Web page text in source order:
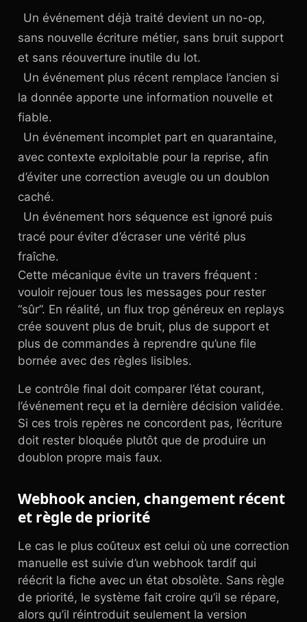
Un événement déjà traité devient un no-op,
sans nouvelle écriture métier, sans bruit support
et sans réouverture inutile du lot.
Un événement plus récent remplace l’ancien si
la donnée apporte une information nouvelle et
fiable.
Un événement incomplet part en quarantaine,
avec contexte exploitable pour la reprise, afin
d’éviter une correction aveugle ou un doublon
caché.
Un événement hors séquence est ignoré puis
tracé pour éviter d’écraser une vérité plus
fraîche.
Cette mécanique évite un travers fréquent :
vouloir rejouer tous les messages pour rester
“sûr”. En réalité, un flux trop généreux en replays
crée souvent plus de bruit, plus de support et
plus de commandes à reprendre qu’une file
bornée avec des règles lisibles.
Le contrôle final doit comparer l’état courant,
l’événement reçu et la dernière décision validée.
Si ces trois repères ne concordent pas, l’écriture
doit rester bloquée plutôt que de produire un
doublon propre mais faux.
Webhook ancien, changement récent
et règle de priorité
Le cas le plus coûteux est celui où une correction
manuelle est suivie d’un webhook tardif qui
réécrit la fiche avec un état obsolète. Sans règle
de priorité, le système fait croire qu’il se répare,
alors qu’il réintroduit seulement la version